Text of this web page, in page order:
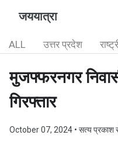
जययात्रा
ALL उत्तर प्रदेश
मुजफ्फरनगर
गिरफ्तार
October 07, 2024 • सत्य प्रकाश